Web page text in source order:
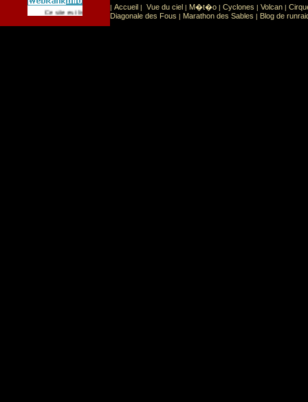
Ce site est list� dans la cat�gorie Sport: Sports extr�mes
| Accueil | Vue du ciel | M�t�o | Cyclones | Volcan |
Diagonale des Fous | Marathon des Sables | Blog de